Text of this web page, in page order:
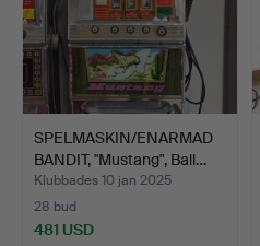
SPELMASKIN/ENARMAD
BANDIT, "Mustang", Ball…
Klubbades 10 jan 2025
28 bud
481 USD